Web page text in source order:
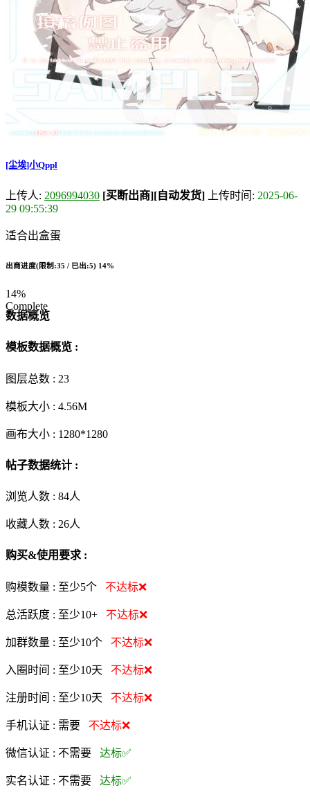
[尘埃]小Qppl
上传人: 2096994030 [买断出商][自动发货] 上传时间: 2025-06-
29 09:55:39
适合出盒蛋
出商进度(限制:35 / 已出:5) 14%
14%
Complete
数据概览
模板数据概览 :
图层总数 : 23
模板大小 : 4.56M
画布大小 : 1280*1280
帖子数据统计 :
浏览人数 : 84人
收藏人数 : 26人
购买&使用要求 :
购模数量 : 至少5个 不达标❌
总活跃度 : 至少10+ 不达标❌
加群数量 : 至少10个 不达标❌
入圈时间 : 至少10天 不达标❌
注册时间 : 至少10天 不达标❌
手机认证 : 需要 不达标❌
微信认证 : 不需要 达标✅
实名认证 : 不需要 达标✅